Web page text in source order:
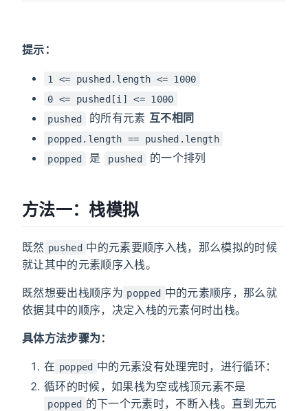
提示：
1 <= pushed.length <= 1000
0 <= pushed[i] <= 1000
pushed
的所有元素 互不相同
popped.length == pushed.length
popped
是 pushed 的一个排列
方法一：栈模拟
既然 pushed 中的元素要顺序入栈，那么模拟的时候
就让其中的元素顺序入栈。
既然想要出栈顺序为 popped 中的元素顺序，那么就
依据其中的顺序，决定入栈的元素何时出栈。
具体方法步骤为：
在 popped 中的元素没有处理完时，进行循环：
循环的时候，如果栈为空或栈顶元素不是
popped 的下一个元素时，不断入栈。直到无元